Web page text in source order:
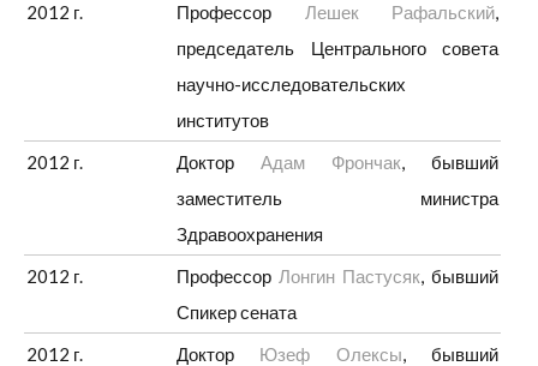
2012 г.
Профессор Лешек Рафальский,
председатель Центрального совета
научно-исследовательских
институтов
2012 г.
Доктор Адам Фрончак, бывший
заместитель министра
Здравоохранения
2012 г.
Профессор Лонгин Пастусяк, бывший
Спикер сената
2012 г.
Доктор Юзеф Олексы, бывший